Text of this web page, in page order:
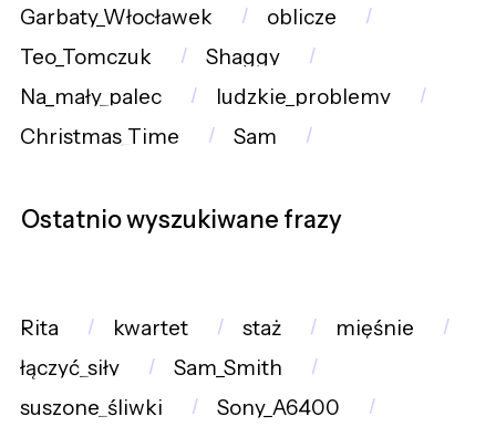
Garbaty_Włocławek
oblicze
Teo_Tomczuk
Shaggy
Na_mały_palec
ludzkie_problemy
Christmas_Time
Sam
Ostatnio wyszukiwane frazy
Rita kwartet staż
mięśnie
łączyć_siły
Sam_Smith
suszone_śliwki
Sony_A6400